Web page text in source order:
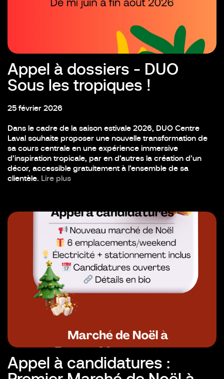
Appel à dossiers - DUO
Sous les tropiques !
25 février 2026
Dans le cadre de la saison estivale 2026, DUO Centre
Laval souhaite proposer une nouvelle transformation de
sa cours centrale en une expérience immersive
d’inspiration tropicale, par en d’autres la création d’un
décor, accessible gratuitement à l’ensemble de sa
clientèle. Lire plus
Appel à candidatures :